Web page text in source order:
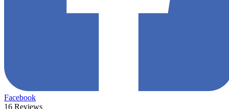
Facebook
16 Reviews